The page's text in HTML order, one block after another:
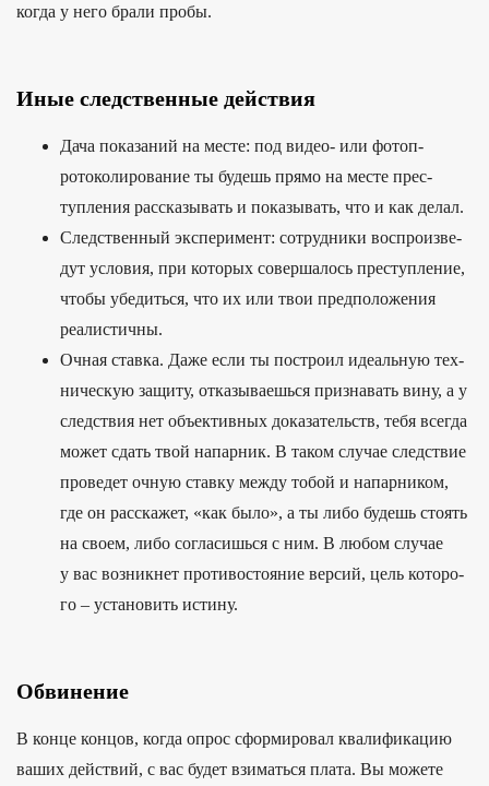
когда у него брали пробы.
Иные следственные действия
Да­ча показа­ний на мес­те: под видео- или фотоп­
ротоко­лиро­вание ты будешь пря­мо на мес­те прес­
тупле­ния рас­ска­зывать и показы­вать, что и как делал.
Следс­твен­ный экспе­римент: сот­рудни­ки вос­про­изве­
дут усло­вия, при которых совер­шалось прес­тупле­ние,
что­бы убе­дить­ся, что их или твои пред­положе­ния
реалис­тичны.
Оч­ная став­ка. Даже если ты пос­тро­ил иде­аль­ную тех­
ничес­кую защиту, отка­зыва­ешь­ся приз­навать вину, а у
следс­твия нет объ­ективных доказа­тель­ств, тебя всег­да
может сдать твой напар­ник. В таком слу­чае следс­твие
про­ведет очную став­ку меж­ду тобой и напар­ником,
где он рас­ска­жет, «как было», а ты либо будешь сто­ять
на сво­ем, либо сог­ласишь­ся с ним. В любом слу­чае
у вас воз­никнет про­тивос­тояние вер­сий, цель которо­
го – уста­новить исти­ну.
Обвинение
В конце концов, когда опрос сформировал квалификацию
ваших действий, с вас будет взиматься плата. Вы можете